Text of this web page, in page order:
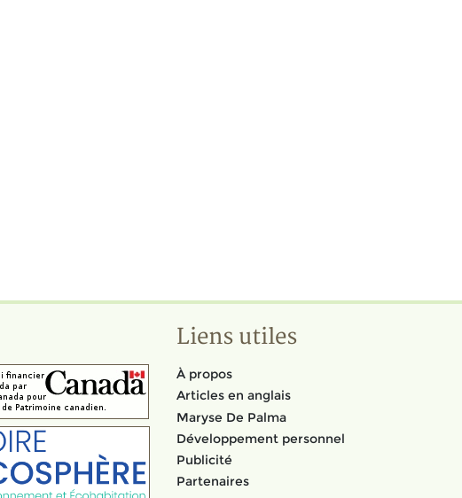
Liens utiles
À propos
Articles en anglais
Maryse De Palma
Développement personnel
Publicité
Partenaires